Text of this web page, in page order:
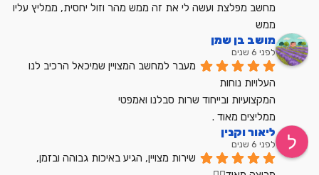
ממש
מושב בן שמן
לפני 6 שנים
מעבר למחשב המצויין שמיכאל הרכיב לנו
העלויות נוחות
המקצועיות ובייחוד שרות סבלנו ואמפטי
ממליצים מאוד .
ליאור וקנין
לפני 6 שנים